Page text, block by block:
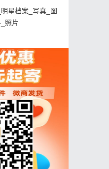
星档案_写真_图
照片